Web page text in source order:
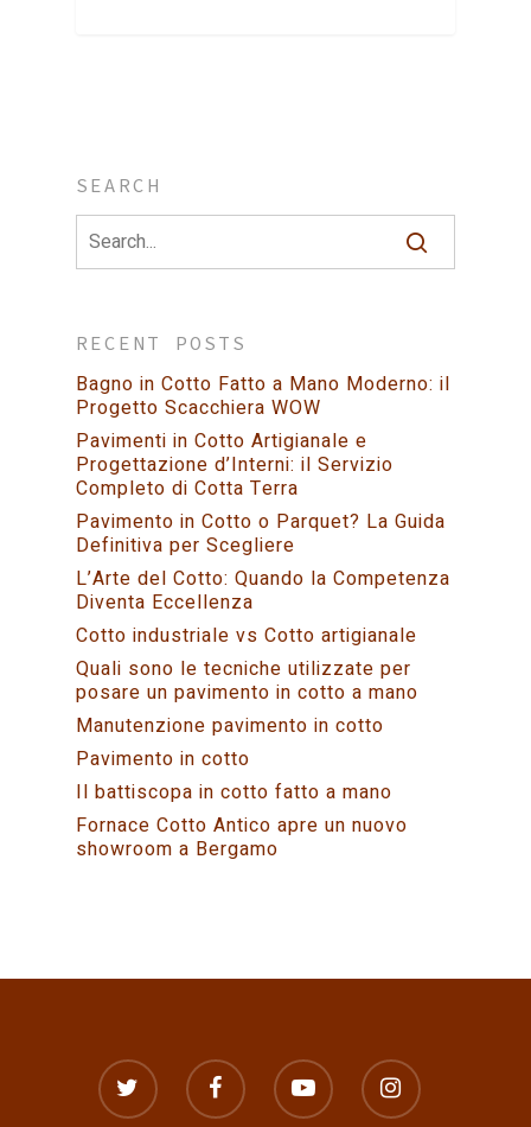
SEARCH
RECENT POSTS
Bagno in Cotto Fatto a Mano Moderno: il
Progetto Scacchiera WOW
Pavimenti in Cotto Artigianale e
Progettazione d’Interni: il Servizio
Completo di Cotta Terra
Pavimento in Cotto o Parquet? La Guida
Definitiva per Scegliere
L’Arte del Cotto: Quando la Competenza
Diventa Eccellenza
Cotto industriale vs Cotto artigianale
Quali sono le tecniche utilizzate per
posare un pavimento in cotto a mano
Manutenzione pavimento in cotto
Pavimento in cotto
Il battiscopa in cotto fatto a mano
Fornace Cotto Antico apre un nuovo
showroom a Bergamo